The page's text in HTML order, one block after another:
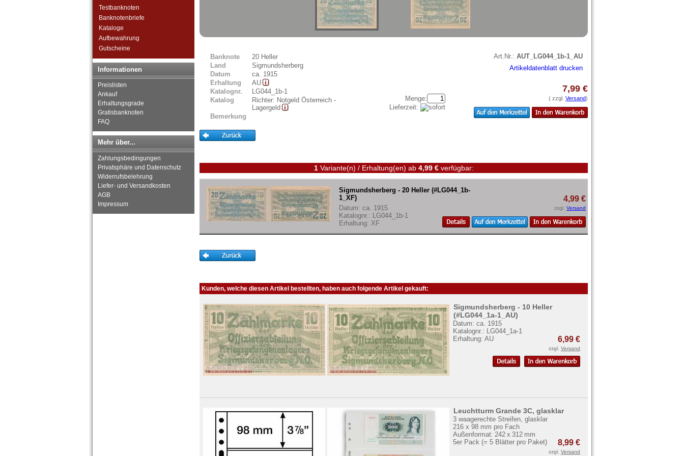
Schottland
Serbien
Slowakei
Slowenien
Spanien
Spitzbergen
Tatarstan
Transnistrien
Tschechische Republik
Tschechoslowakei
Türkei
Ukraine
Ungarn
Vatikan
Weissrussland
Zypern
Testbanknoten
Banknotenbriefe
Kataloge
Aufbewahrung
Gutscheine
Informationen
Preislisten
Ankauf
Erhaltungsgrade
Gratisbanknoten
FAQ
Mehr über...
Zahlungsbedingungen
Privatsphäre und Datenschutz
Widerrufsbelehrung
Liefer- und Versandkosten
AGB
Impressum
Banknote
20 Heller
Land
Sigmundsherberg
Datum
ca. 1915
Erhaltung
AU
Katalognr.
LG044_1b-1
Katalog
Richter: Notgeld Österreich -
Lagergeld
Bemerkung
Art.Nr.: AUT_LG044_1b-1_AU
Artikeldatenblatt drucken
Menge:
Lieferzeit:
7,99 €
( zzgl. Versand)
1Variante(n) / Erhaltung(en) ab 4,99 €verfügbar:
Sigmundsherberg - 20 Heller (#LG044_1b-
1_XF)
Datum: ca. 1915
Katalognr.: LG044_1b-1
Erhaltung: XF
4,99 €
zzgl. Versand
Kunden, welche diesen Artikel bestellten, haben auch folgende Artikel gekauft:
Sigmundsherberg - 10 Heller
(#LG044_1a-1_AU)
Datum: ca. 1915
Katalognr.: LG044_1a-1
Erhaltung: AU
6,99 €
zzgl. Versand
Leuchtturm Grande 3C, glasklar
3 waagerechte Streifen, glasklar
216 x 98 mm pro Fach
Außenformat: 242 x 312 mm
5er Pack (= 5 Blätter pro Paket)
8,99 €
zzgl. Versand